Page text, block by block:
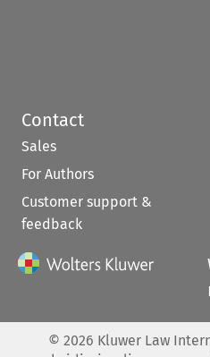
Contact
Sales
For Authors
Customer support &
feedback
© 2026 Kluwer Law